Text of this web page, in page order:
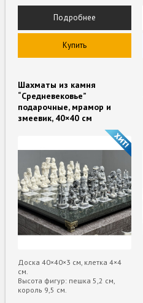
Подробнее
Купить
Шахматы из камня
“Средневековье”
подарочные, мрамор и
змеевик, 40×40 см
Доска 40×40×3 см, клетка 4×4
см.
Высота фигур: пешка 5,2 см,
король 9,5 см.